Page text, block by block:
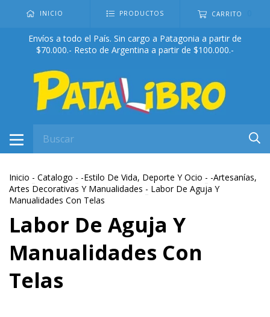
INICIO PRODUCTOS CARRITO
Envíos a todo el País. Sin cargo a Patagonia a partir de
$70.000.- Resto de Argentina a partir de $100.000.-
Inicio - Catalogo - -Estilo De Vida, Deporte Y Ocio - -Artesanías,
Artes Decorativas Y Manualidades - Labor De Aguja Y
Manualidades Con Telas
Labor De Aguja Y
Manualidades Con
Telas